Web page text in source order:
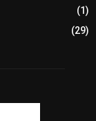
(1)
(29)